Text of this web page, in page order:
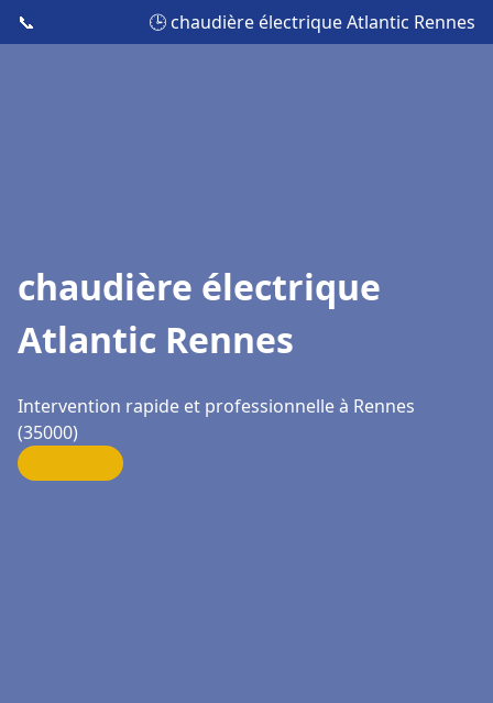
📞 🕒 chaudière électrique Atlantic Rennes
chaudière électrique
Atlantic Rennes
Intervention rapide et professionnelle à Rennes
(35000)